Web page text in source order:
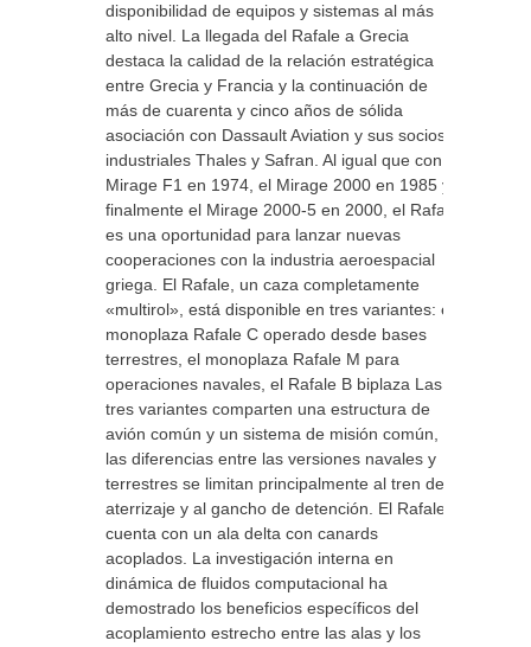
disponibilidad de equipos y sistemas al más
alto nivel. La llegada del Rafale a Grecia
destaca la calidad de la relación estratégica
entre Grecia y Francia y la continuación de
más de cuarenta y cinco años de sólida
asociación con Dassault Aviation y sus socios
industriales Thales y Safran. Al igual que con el
Mirage F1 en 1974, el Mirage 2000 en 1985 y
finalmente el Mirage 2000-5 en 2000, el Rafale
es una oportunidad para lanzar nuevas
cooperaciones con la industria aeroespacial
griega. El Rafale, un caza completamente
«multirol», está disponible en tres variantes: el
monoplaza Rafale C operado desde bases
terrestres, el monoplaza Rafale M para
operaciones navales, el Rafale B biplaza Las
tres variantes comparten una estructura de
avión común y un sistema de misión común,
las diferencias entre las versiones navales y
terrestres se limitan principalmente al tren de
aterrizaje y al gancho de detención. El Rafale
cuenta con un ala delta con canards
acoplados. La investigación interna en
dinámica de fluidos computacional ha
demostrado los beneficios específicos del
acoplamiento estrecho entre las alas y los